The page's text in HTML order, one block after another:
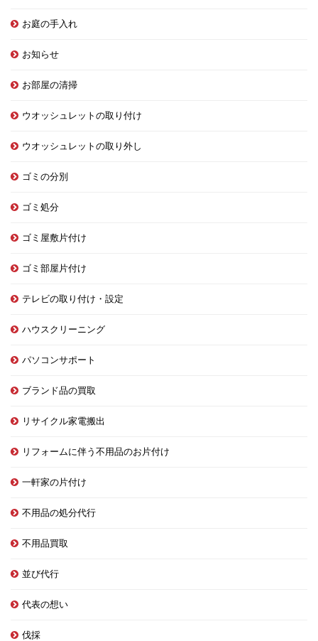
お庭の手入れ
お知らせ
お部屋の清掃
ウオッシュレットの取り付け
ウオッシュレットの取り外し
ゴミの分別
ゴミ処分
ゴミ屋敷片付け
ゴミ部屋片付け
テレビの取り付け・設定
ハウスクリーニング
パソコンサポート
ブランド品の買取
リサイクル家電搬出
リフォームに伴う不用品のお片付け
一軒家の片付け
不用品の処分代行
不用品買取
並び代行
代表の想い
伐採